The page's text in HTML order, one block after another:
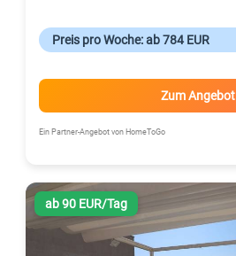
Preis pro Woche: ab 784 EUR
Zum Angebot
Ein Partner-Angebot von HomeToGo
ab 90 EUR/Tag